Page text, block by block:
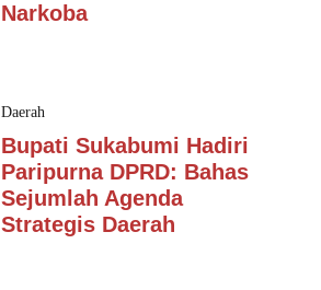
Narkoba
Daerah
Bupati Sukabumi Hadiri
Paripurna DPRD: Bahas
Sejumlah Agenda
Strategis Daerah